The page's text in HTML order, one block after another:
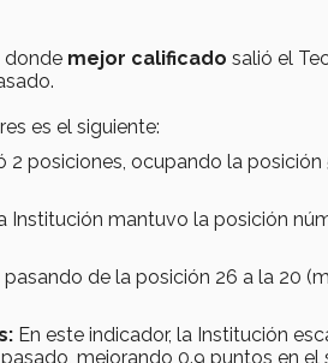
donde mejor calificado salió el
es el siguiente:
2 posiciones, ocupando la
Institución mantuvo la posición
de la posición 26 a la 20
En este indicador, la Institución
mejorando 0.9 puntos en el